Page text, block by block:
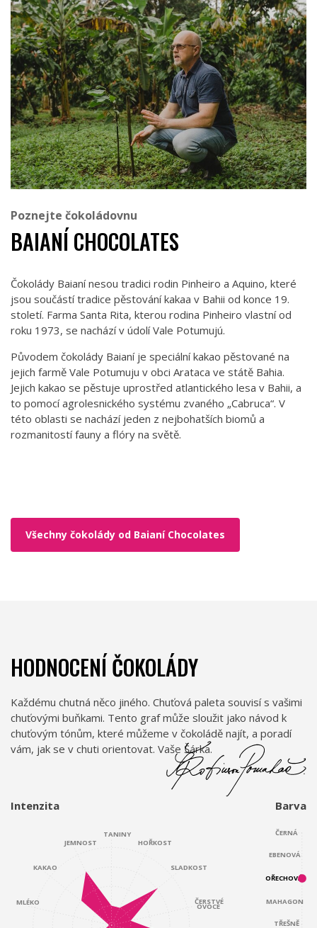
Poznejte čokoládovnu
BAIANÍ CHOCOLATES
Čokolády Baianí nesou tradici rodin Pinheiro a Aquino, které
jsou součástí tradice pěstování kakaa v Bahii od konce 19.
století. Farma Santa Rita, kterou rodina Pinheiro vlastní od
roku 1973, se nachází v údolí Vale Potumujú.
Původem čokolády Baianí je speciální kakao pěstované na
jejich farmě Vale Potumuju v obci Arataca ve státě Bahia.
Jejich kakao se pěstuje uprostřed atlantického lesa v Bahii, a
to pomocí agrolesnického systému zvaného „Cabruca“. V
této oblasti se nachází jeden z nejbohatších biomů a
rozmanitostí fauny a flóry na světě.
Všechny čokolády od Baianí Chocolates
HODNOCENÍ ČOKOLÁDY
Každému chutná něco jiného. Chuťová paleta souvisí s vašimi
chuťovými buňkami. Tento graf může sloužit jako návod k
chuťovým tónům, které můžeme v čokoládě najít, a poradí
vám, jak se v chuti orientovat. Vaše Šárka.
Intenzita Barva
ČERNÁ
EBENOVÁ
OŘECHOVÁ
MAHAGON
TŘEŠNĚ
TANINY
HOŘKOST
SLADKOST
ČERSTVÉ
OVOCE
MLÉKO
KAKAO
JEMNOST